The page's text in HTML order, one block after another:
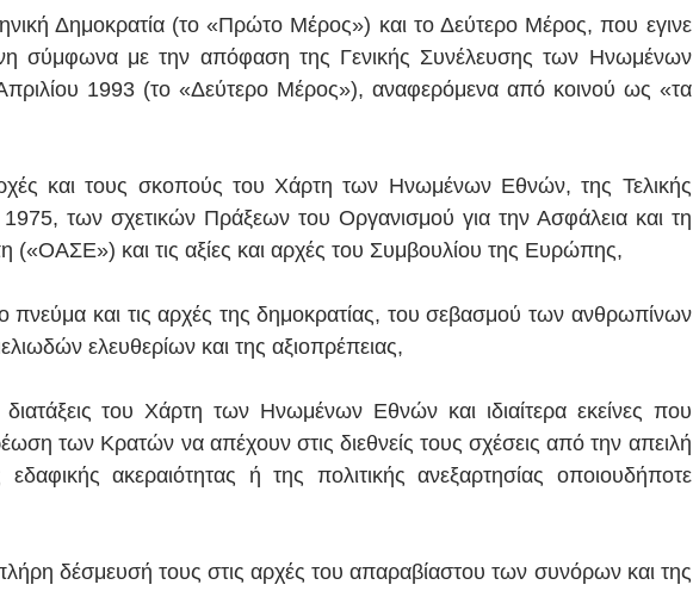
Δημοκρατία (το «Πρώτο Μέρος») και το Δεύτερο Μέρος, που εγινε
σύμφωνα με την απόφαση της Γενικής Συνέλευσης των Ηνωμένων
1993 (το «Δεύτερο Μέρος»), αναφερόμενα από κοινού ως «τα
και τους σκοπούς του Χάρτη των Ηνωμένων Εθνών, της Τελικής
των σχετικών Πράξεων του Οργανισμού για την Ασφάλεια και τη
(«ΟΑΣΕ») και τις αξίες και αρχές του Συμβουλίου της Ευρώπης,
και τις αρχές της δημοκρατίας, του σεβασμού των ανθρωπίνων
ελευθερίων και της αξιοπρέπειας,
του Χάρτη των Ηνωμένων Εθνών και ιδιαίτερα εκείνες που
των Κρατών να απέχουν στις διεθνείς τους σχέσεις από την απειλή
ακεραιότητας ή της πολιτικής ανεξαρτησίας οποιουδήποτε
δέσμευσή τους στις αρχές του απαραβίαστου των συνόρων και της